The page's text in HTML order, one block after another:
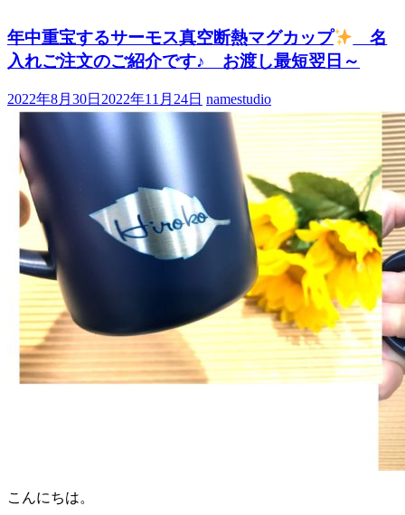
年中重宝するサーモス真空断熱マグカップ
名
入れご注文のご紹介です♪ お渡し最短翌日～
2022年8月30日 2022年11月24日 namestudio
こんにちは。